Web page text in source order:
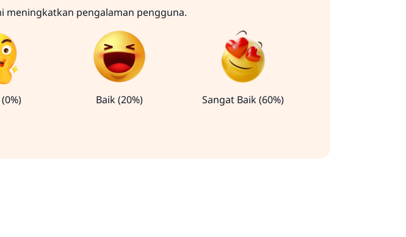
meningkatkan pengalaman pengguna.
Baik (20%) Sangat Baik (60%)